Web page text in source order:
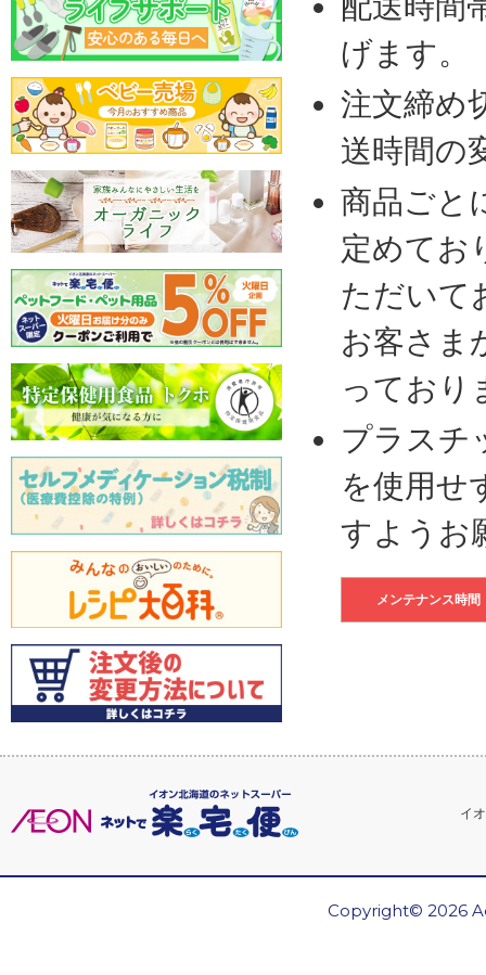
げます。
注文締め
送時間の
商品ごと
定めてお
ただいて
お客さま
っており
プラスチ
を使用せ
すようお
メンテナンス時間
イ
Copyright© 2026